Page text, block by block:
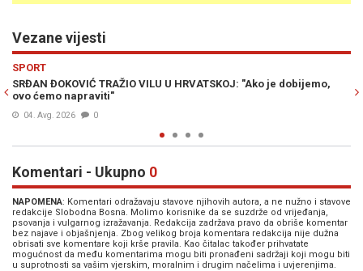
Vezane vijesti
dobijemo,
NEKIMA SE OVO NEĆE SVIDJETI: Đoković predložio
promjenu tenisa
03. Avg. 2026
Komentari - Ukupno 0
NAPOMENA: Komentari odražavaju stavove njihovih autora, a ne nužno i stavove
redakcije Slobodna Bosna. Molimo korisnike da se suzdrže od vrijeđanja,
psovanja i vulgarnog izražavanja. Redakcija zadržava pravo da obriše komentar
bez najave i objašnjenja. Zbog velikog broja komentara redakcija nije dužna
obrisati sve komentare koji krše pravila. Kao čitalac također prihvatate
mogućnost da među komentarima mogu biti pronađeni sadržaji koji mogu biti
u suprotnosti sa vašim vjerskim, moralnim i drugim načelima i uvjerenjima.